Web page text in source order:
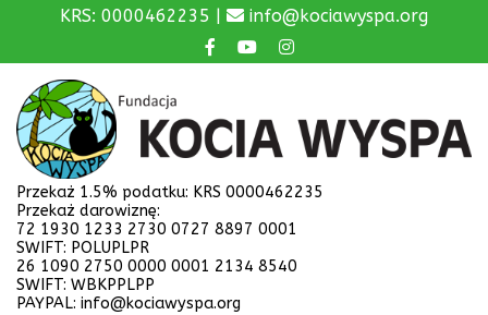
KRS: 0000462235 | info@kociawyspa.org
Przekaż 1.5% podatku: KRS 0000462235
Przekaż darowiznę:
72 1930 1233 2730 0727 8897 0001
SWIFT: POLUPLPR
26 1090 2750 0000 0001 2134 8540
SWIFT: WBKPPLPP
PAYPAL: info@kociawyspa.org